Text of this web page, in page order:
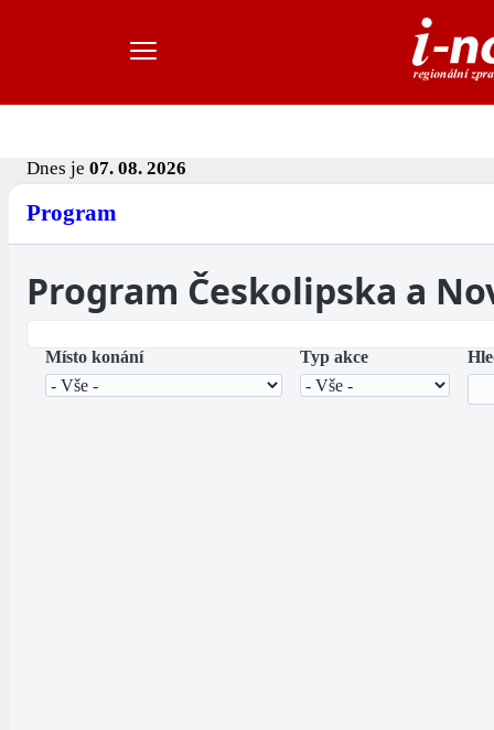
Dnes je 07. 08. 2026
Program
Program Českolipska a
Místo konání Typ akce